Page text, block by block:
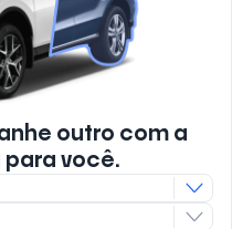
outro com a
você.